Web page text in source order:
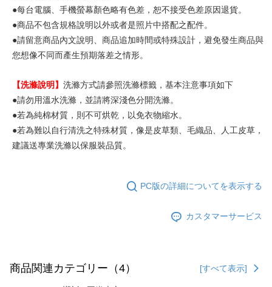
●每台電腦、手機螢幕顏色略有色差，恕不接受色差原因退貨。
●商品不包含規格說明以外或者是照片中搭配之配件。
●請留意商品內文說明、商品追加時間或特殊設計，避免發生商品與
您想像不同而產生預期落差之情形。
【洗滌說明】 洗滌方式請參照洗滌標籤，基本注意事項如下
●請勿用溫水洗滌，並請將深淺色分開洗滌。
●若為純棉材質，則不可烘乾，以免衣物縮水。
●若為難以自行清洗之特殊材質，像是皮草類、毛織品、人工皮草，
建議送專業洗滌以保服裝品質。
PC版の詳細についてを表示する
カスタマーサービス
商品関連カテゴリー（4） [すべて表示]